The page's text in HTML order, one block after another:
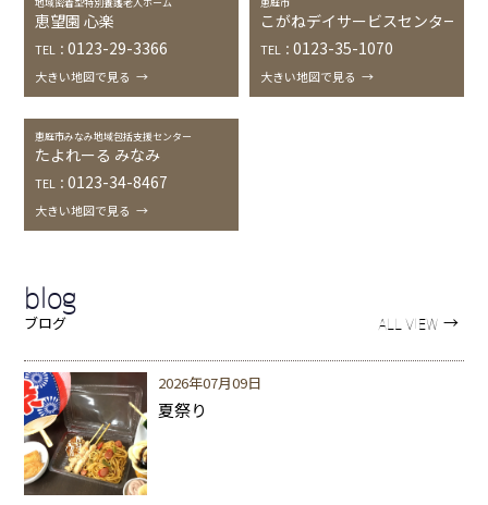
恵望園 心楽
TEL：0123-29-3366
大きい地図で見る →
こがねデイサービスセンター
TEL：0123-35-1070
大きい地図で見る →
恵庭市みなみ地域包括支援センター
たよれーる みなみ
TEL：0123-34-8467
大きい地図で見る →
blog
ブログ ALL VIEW →
2026年07月09日
夏祭り